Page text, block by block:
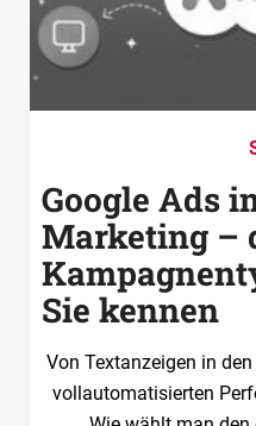
Google Ads
Marketing –
Sie kennen
Von Textanzeigen in
vollautomatisierten